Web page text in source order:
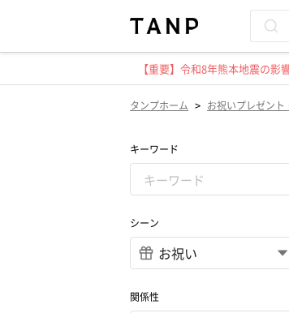
【重要】令和8年熊本地震の影
タンプホーム > お祝いプレゼント
キーワード
シーン
関係性